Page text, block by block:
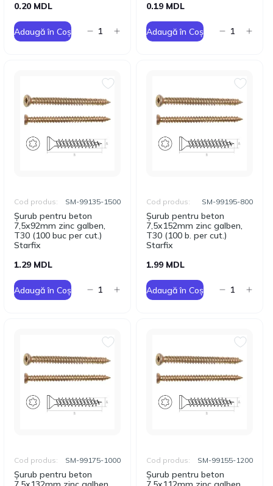
0.20 MDL
Adaugă în Coș
0.19 MDL
Adaugă în Coș
Șurub pentru beton
7,5x92mm zinc galben,
T30 (100 buc per cut.)
Starfix
Cod produs: SM-99135-1500
1.29 MDL
Adaugă în Coș
Șurub pentru beton
7,5x152mm zinc galben,
T30 (100 b. per cut.)
Starfix
Cod produs: SM-99195-800
1.99 MDL
Adaugă în Coș
Șurub pentru beton
Cod produs: SM-99175-1000
Șurub pentru beton
Cod produs: SM-99155-1200